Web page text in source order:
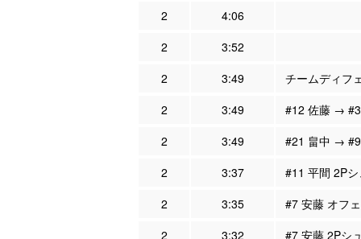
2
4:06
2
3:52
2
3:49
チームディフ
2
3:49
#12 佐藤 →
2
3:49
#21 畠中 →
2
3:37
#11 平間 2P
2
3:35
#7 安藤 オフ
2
3:32 #7 安藤 2Pシ